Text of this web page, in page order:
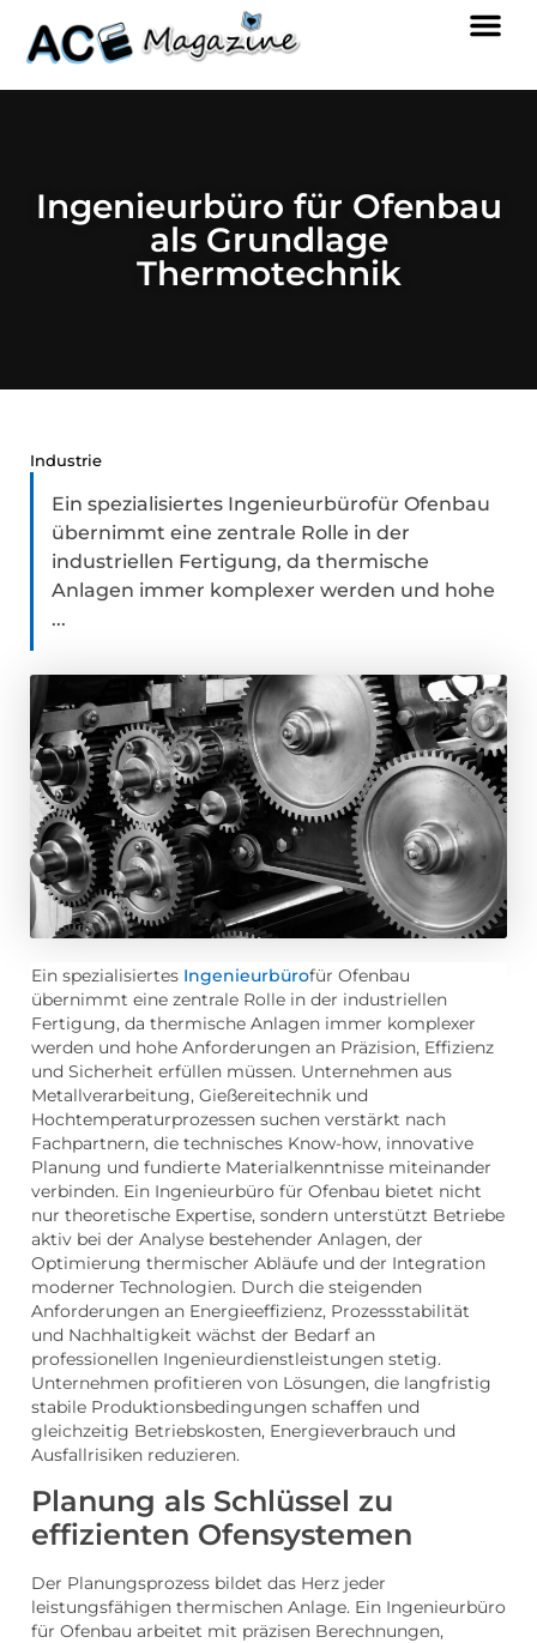
Ingenieurbüro für Ofenbau
als Grundlage
Thermotechnik
Industrie
Ein spezialisiertes Ingenieurbürofür Ofenbau
übernimmt eine zentrale Rolle in der
industriellen Fertigung, da thermische
Anlagen immer komplexer werden und hohe
...
Ein spezialisiertes Ingenieurbürofür Ofenbau
übernimmt eine zentrale Rolle in der industriellen
Fertigung, da thermische Anlagen immer komplexer
werden und hohe Anforderungen an Präzision, Effizienz
und Sicherheit erfüllen müssen. Unternehmen aus
Metallverarbeitung, Gießereitechnik und
Hochtemperaturprozessen suchen verstärkt nach
Fachpartnern, die technisches Know-how, innovative
Planung und fundierte Materialkenntnisse miteinander
verbinden. Ein Ingenieurbüro für Ofenbau bietet nicht
nur theoretische Expertise, sondern unterstützt Betriebe
aktiv bei der Analyse bestehender Anlagen, der
Optimierung thermischer Abläufe und der Integration
moderner Technologien. Durch die steigenden
Anforderungen an Energieeffizienz, Prozessstabilität
und Nachhaltigkeit wächst der Bedarf an
professionellen Ingenieurdienstleistungen stetig.
Unternehmen profitieren von Lösungen, die langfristig
stabile Produktionsbedingungen schaffen und
gleichzeitig Betriebskosten, Energieverbrauch und
Ausfallrisiken reduzieren.
Planung als Schlüssel zu
effizienten Ofensystemen
Der Planungsprozess bildet das Herz jeder
leistungsfähigen thermischen Anlage. Ein Ingenieurbüro
für Ofenbau arbeitet mit präzisen Berechnungen,